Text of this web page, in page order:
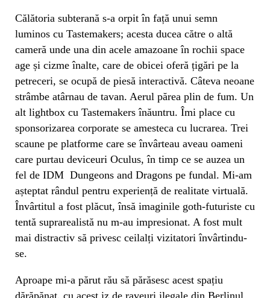
Călătoria subterană s-a orpit în față unui semn
luminos cu Tastemakers; acesta ducea către o altă
cameră unde una din acele amazoane în rochii space
age și cizme înalte, care de obicei oferă țigări pe la
petreceri, se ocupă de piesă interactivă. Câteva neoane
strâmbe atârnau de tavan. Aerul părea plin de fum. Un
alt lightbox cu Tastemakers înăuntru. Îmi place cu
sponsorizarea corporate se amesteca cu lucrarea. Trei
scaune pe platforme care se învârteau aveau oameni
care purtau deviceuri Oculus, în timp ce se auzea un
fel de IDM Dungeons and Dragons pe fundal. Mi-am
așteptat rândul pentru experiență de realitate virtuală.
Învârtitul a fost plăcut, însă imaginile goth-futuriste cu
tentă suprarealistă nu m-au impresionat. A fost mult
mai distractiv să privesc ceilalți vizitatori învârtindu-
se.
Aproape mi-a părut rău să părăsesc acest spațiu
dărăpănat, cu acest iz de raveuri ilegale din Berlinul